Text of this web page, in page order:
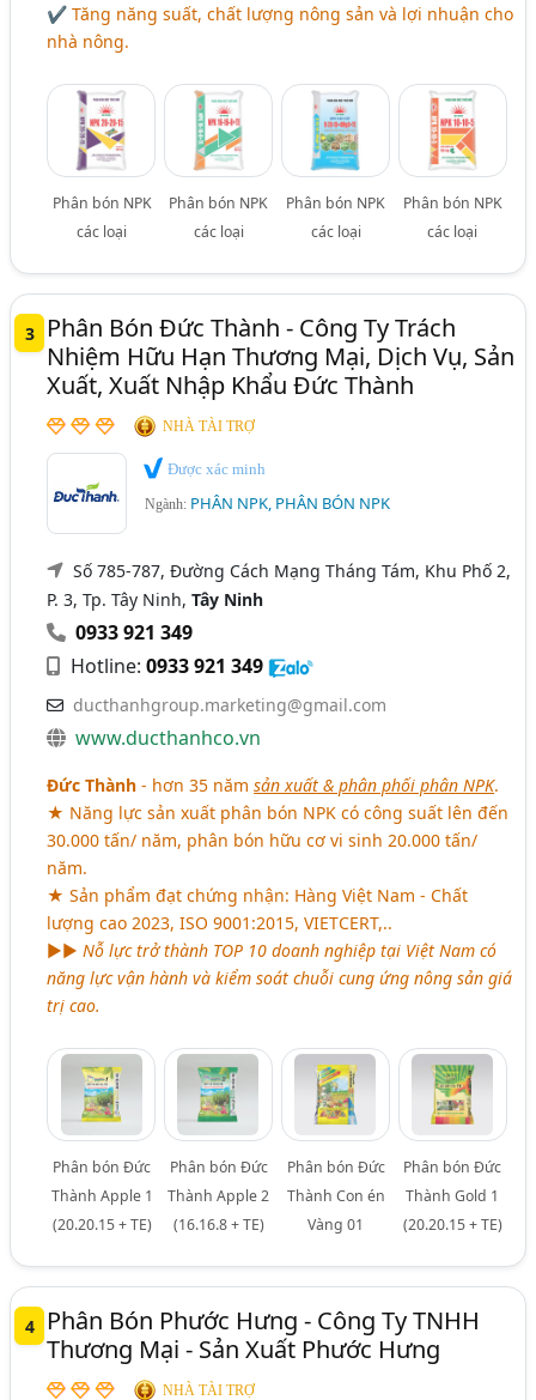
✔ Tăng năng suất, chất lượng nông sản và lợi nhuận cho
nhà nông.
Phân bón NPK
các loại
Phân bón NPK
các loại
Phân bón NPK
các loại
Phân bón NPK
các loại
3
Phân Bón Đức Thành - Công Ty Trách
Nhiệm Hữu Hạn Thương Mại, Dịch Vụ, Sản
Xuất, Xuất Nhập Khẩu Đức Thành
NHÀ TÀI TRỢ
Được xác minh
Ngành: PHÂN NPK, PHÂN BÓN NPK
Số 785-787, Đường Cách Mạng Tháng Tám, Khu Phố 2,
P. 3, Tp. Tây Ninh,Tây Ninh
0933 921 349
Hotline:0933 921 349
ducthanhgroup.marketing@gmail.com
www.ducthanhco.vn
Đức Thành - hơn 35 nămsản xuất & phân phối phân NPK.
★ Năng lực sản xuất phân bón NPK có công suất lên đến
30.000 tấn/ năm, phân bón hữu cơ vi sinh 20.000 tấn/
năm.
★ Sản phẩm đạt chứng nhận: Hàng Việt Nam - Chất
lượng cao 2023, ISO 9001:2015, VIETCERT,..
►►Nỗ lực trở thành TOP 10 doanh nghiệp tại Việt Nam có
năng lực vận hành và kiểm soát chuỗi cung ứng nông sản giá
trị cao.
Phân bón Đức
Thành Apple 1
(20.20.15 + TE)
Phân bón Đức
Thành Apple 2
(16.16.8 + TE)
Phân bón Đức
Thành Con én
Vàng 01
Phân bón Đức
Thành Gold 1
(20.20.15 + TE)
4
Phân Bón Phước Hưng - Công Ty TNHH
Thương Mại - Sản Xuất Phước Hưng
NHÀ TÀI TRỢ